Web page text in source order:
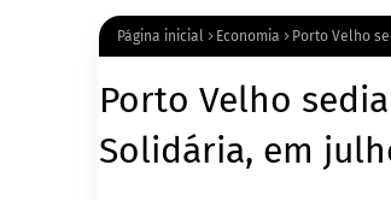
Página inicial Economia Porto Velho
Porto Velho
Solidária, em